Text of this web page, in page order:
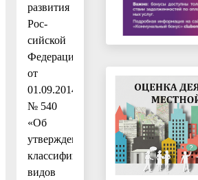
развития
Рос-
сийской
Федерации
от
01.09.2014
№ 540
«Об
утверждении
классификатора
видов